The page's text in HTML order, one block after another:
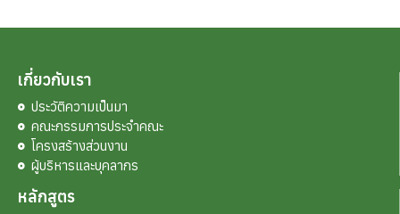
เกี่ยวกับเรา
ประวัติความเป็นมา
คณะกรรมการประจำคณะ
โครงสร้างส่วนงาน
ผู้บริหารและบุคลากร
หลักสูตร